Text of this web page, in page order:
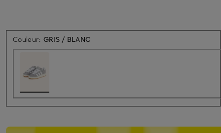
Couleur: GRIS / BLANC